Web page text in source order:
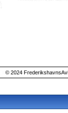
© 2024